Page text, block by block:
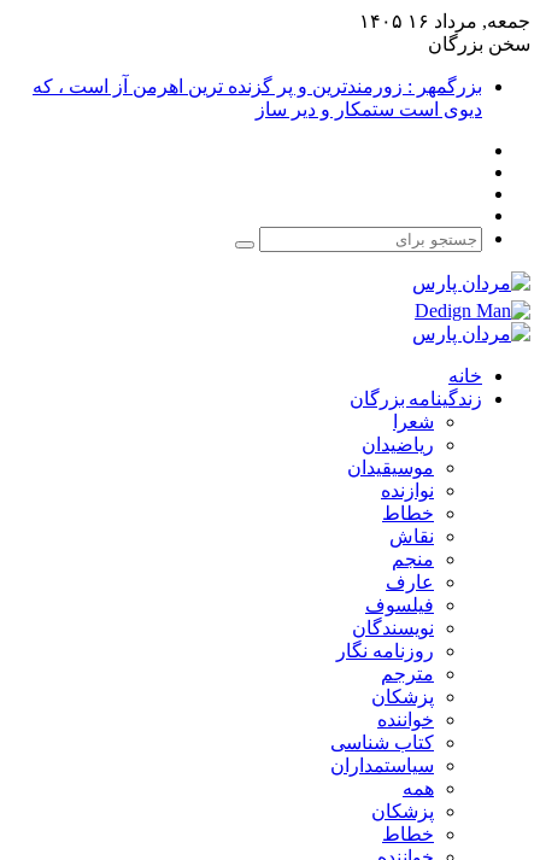
جمعه, مرداد ۱۶ ۱۴۰۵
سخن بزرگان
بزرگمهر : زورمندترین و پر گزنده ترین اهرمن آز است ، که
دیوی است ستمکار و دیر ساز
جستجو
خانه
زندگینامه بزرگان
شعرا
ریاضیدان
موسیقیدان
نوازنده
خطاط
نقاش
منجم
عارف
فیلسوف
نویسندگان
روزنامه نگار
مترجم
پزشکان
خواننده
کتاب شناسی
سیاستمداران
همه
پزشکان
خطاط